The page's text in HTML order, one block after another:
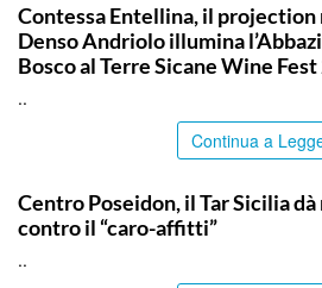
Contessa Entellina, il projection
Denso Andriolo illumina
Bosco al Terre Sicane Wine
..
Continua a
Centro Poseidon, il Tar Sicilia
contro il “caro-affitti”
..